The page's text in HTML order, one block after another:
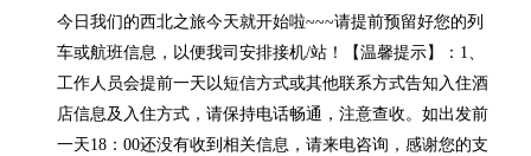
今日我们的西北之旅今天就开始啦~~~请提前预留好您的列
车或航班信息，以便我司安排接机/站！【温馨提示】：1、
工作人员会提前一天以短信方式或其他联系方式告知入住酒
店信息及入住方式，请保持电话畅通，注意查收。如出发前
一天18：00还没有收到相关信息，请来电咨询，感谢您的支